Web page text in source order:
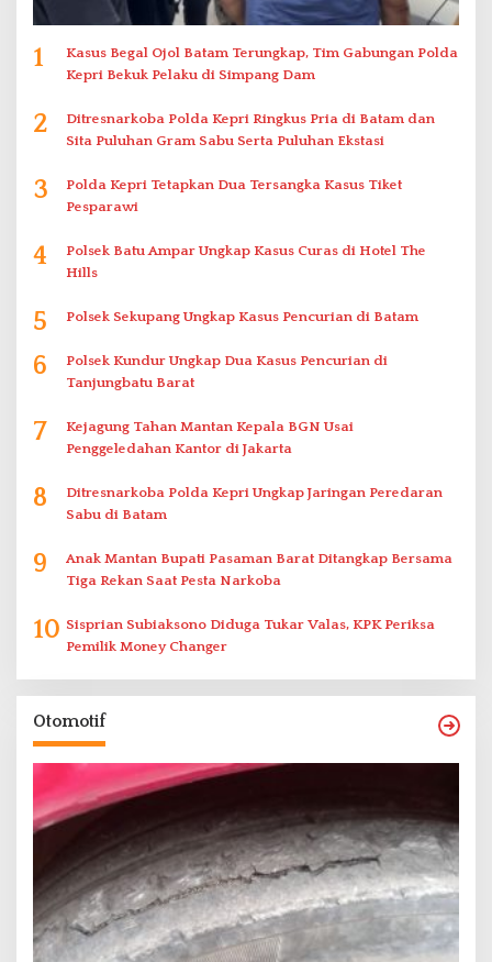
1
Kasus Begal Ojol Batam Terungkap, Tim Gabungan Polda
Kepri Bekuk Pelaku di Simpang Dam
2
Ditresnarkoba Polda Kepri Ringkus Pria di Batam dan
Sita Puluhan Gram Sabu Serta Puluhan Ekstasi
3
Polda Kepri Tetapkan Dua Tersangka Kasus Tiket
Pesparawi
4
Polsek Batu Ampar Ungkap Kasus Curas di Hotel The
Hills
5 Polsek Sekupang Ungkap Kasus Pencurian di Batam
6
Polsek Kundur Ungkap Dua Kasus Pencurian di
Tanjungbatu Barat
7
Kejagung Tahan Mantan Kepala BGN Usai
Penggeledahan Kantor di Jakarta
8
Ditresnarkoba Polda Kepri Ungkap Jaringan Peredaran
Sabu di Batam
9
Anak Mantan Bupati Pasaman Barat Ditangkap Bersama
Tiga Rekan Saat Pesta Narkoba
10 Sisprian Subiaksono Diduga Tukar Valas, KPK Periksa
Pemilik Money Changer
Otomotif